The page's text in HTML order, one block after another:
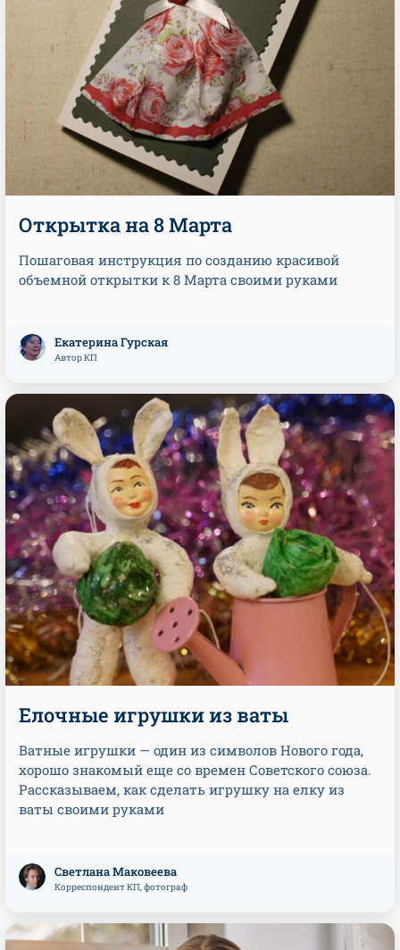
Открытка на 8 Марта
Пошаговая инструкция по созданию красивой
объемной открытки к 8 Марта своими руками
Екатерина Гурская
Автор КП
Елочные игрушки из ваты
Ватные игрушки — один из символов Нового года,
хорошо знакомый еще со времен Советского союза.
Рассказываем, как сделать игрушку на елку из
ваты своими руками
Светлана Маковеева
Корреспондент КП, фотограф